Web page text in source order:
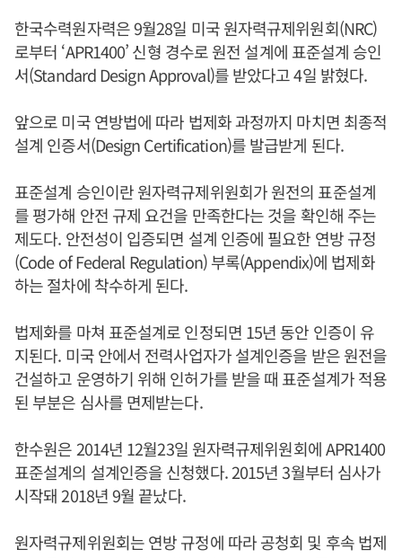
한국수력원자력은 9월28일 미국 원자력규제위원회(NRC)
로부터 ‘APR1400’ 신형 경수로 원전 설계에 표준설계 승인
서(Standard Design Approval)를 받았다고 4일 밝혔다.
앞으로 미국 연방법에 따라 법제화 과정까지 마치면 최종적
설계 인증서(Design Certification)를 발급받게 된다.
표준설계 승인이란 원자력규제위원회가 원전의 표준설계
를 평가해 안전 규제 요건을 만족한다는 것을 확인해 주는
제도다. 안전성이 입증되면 설계 인증에 필요한 연방 규정
(Code of Federal Regulation) 부록(Appendix)에 법제화
하는 절차에 착수하게 된다.
법제화를 마쳐 표준설계로 인정되면 15년 동안 인증이 유
지된다. 미국 안에서 전력사업자가 설계인증을 받은 원전을
건설하고 운영하기 위해 인허가를 받을 때 표준설계가 적용
된 부분은 심사를 면제받는다.
한수원은 2014년 12월23일 원자력규제위원회에 APR1400
표준설계의 설계인증을 신청했다. 2015년 3월부터 심사가
시작돼 2018년 9월 끝났다.
원자력규제위원회는 연방 규정에 따라 공청회 및 후속 법제